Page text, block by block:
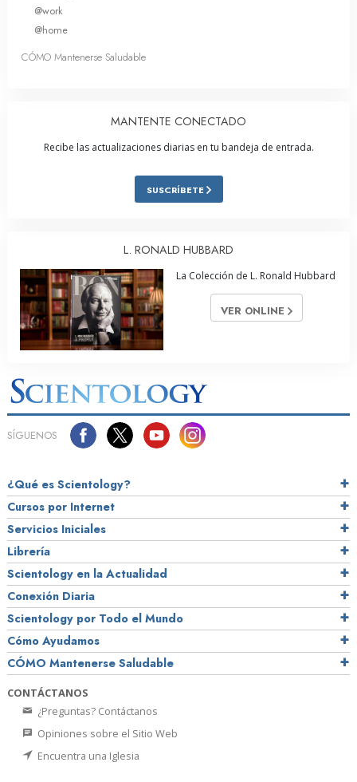
@work
@home
CÓMO Mantenerse Saludable
MANTENTE CONECTADO
Recibe las actualizaciones diarias en tu bandeja de entrada.
SUSCRÍBETE
L. RONALD HUBBARD
La Colección de L. Ronald Hubbard
VER ONLINE
SÍGUENOS
¿Qué es Scientology?
Cursos por Internet
Servicios Iniciales
Librería
Scientology en la Actualidad
Conexión Diaria
Scientology por Todo el Mundo
Cómo Ayudamos
CÓMO Mantenerse Saludable
CONTÁCTANOS
¿Preguntas? Contáctanos
Opiniones sobre el Sitio Web
Encuentra una Iglesia